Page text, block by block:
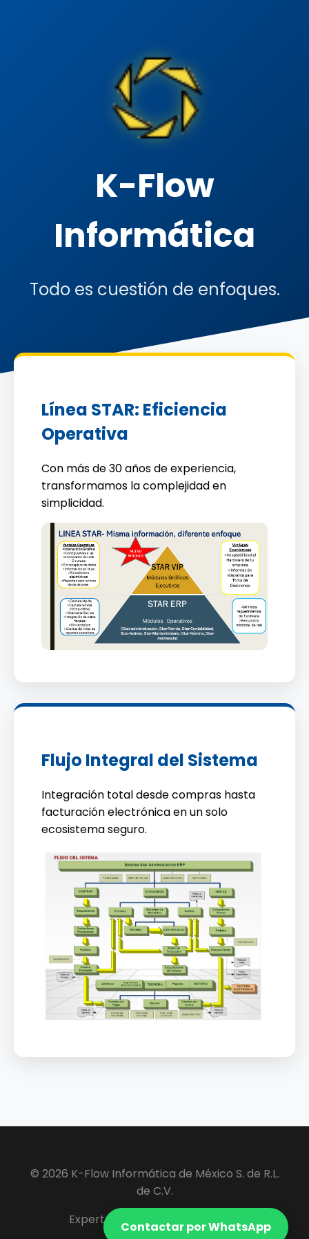
K-Flow
Informática
Todo es cuestión de enfoques.
Línea STAR: Eficiencia
Operativa
Con más de 30 años de experiencia,
transformamos la complejidad en
simplicidad.
Flujo Integral del Sistema
Integración total desde compras hasta
facturación electrónica en un solo
ecosistema seguro.
Contactar por WhatsApp
© 2026 K-Flow Informática de México S. de R.L.
de C.V.
Expertos en Software ERP y VIP.